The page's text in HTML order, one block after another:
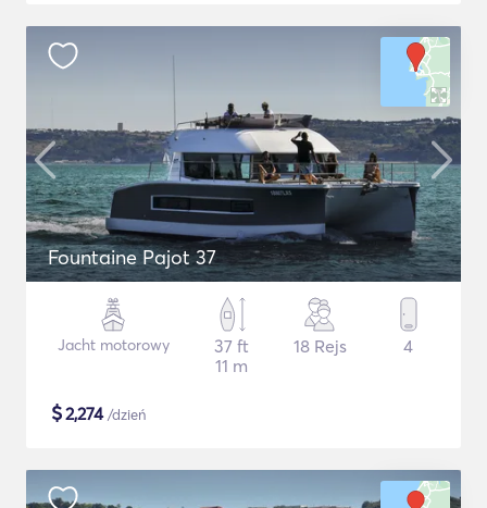
Fountaine Pajot 37
Jacht motorowy
37 ft
11 m
18 Rejs 4
$2,274/dzień